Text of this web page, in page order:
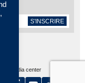
S'INSCRIRE
Media center